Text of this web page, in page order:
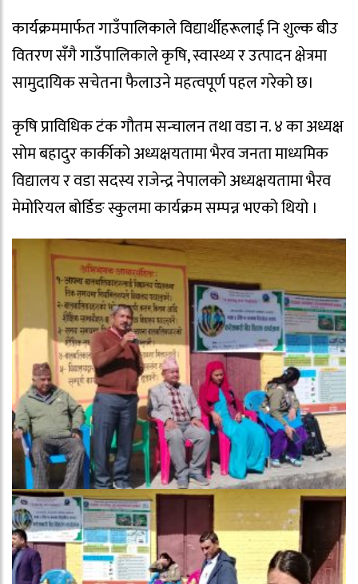
कार्यक्रममार्फत गाउँपालिकाले विद्यार्थीहरूलाई नि शुल्क बीउ
वितरण सँगै गाउँपालिकाले कृषि, स्वास्थ्य र उत्पादन क्षेत्रमा
सामुदायिक सचेतना फैलाउने महत्वपूर्ण पहल गरेको छ।
कृषि प्राविधिक टंक गौतम सन्चालन तथा वडा न. ४ का अध्यक्ष
सोम बहादुर कार्कीको अध्यक्षयतामा भैरव जनता माध्यमिक
विद्यालय र वडा सदस्य राजेन्द्र नेपालको अध्यक्षयतामा भैरव
मेमोरियल बोर्डिङ स्कुलमा कार्यक्रम सम्पन्न भएको थियो ।